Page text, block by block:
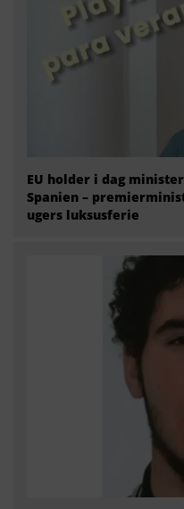
EU holder i dag
Spanien –
ugers luksusferie